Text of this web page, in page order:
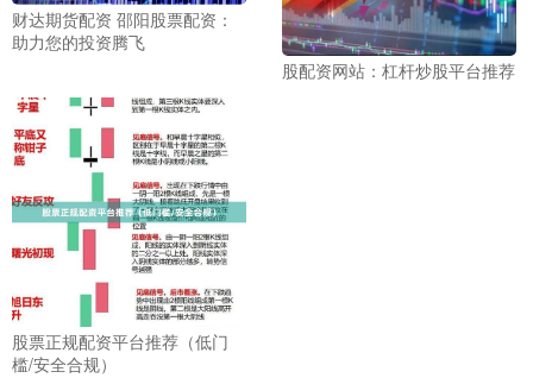
财达期货配资 邵阳股票配资：
助力您的投资腾飞
股配资网站：杠杆炒股平台推荐
股票正规配资平台推荐（低门
槛/安全合规）